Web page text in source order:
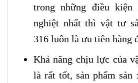
trong những điều kiện
nghiệt nhất thì vật tư
316 luôn là ưu tiên hàng
Khả năng chịu lực của
là rất tốt, sản phẩm